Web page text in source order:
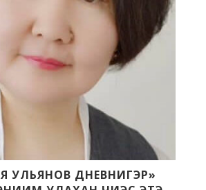
УЛЬЯНОВ ДНЕВНИГЭР»